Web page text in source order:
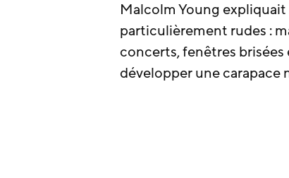
Malcolm Young
particulièrement rudes :
concerts, fenêtres
développer une carapace